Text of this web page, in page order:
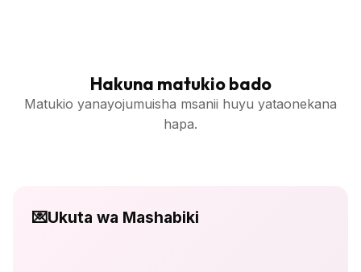
Hakuna matukio bado
Matukio yanayojumuisha msanii huyu yataonekana
hapa.
💌Ukuta wa Mashabiki